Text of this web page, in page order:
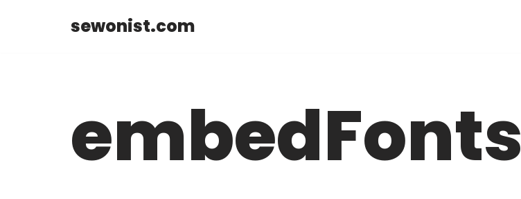
sewonist.com
embedFonts